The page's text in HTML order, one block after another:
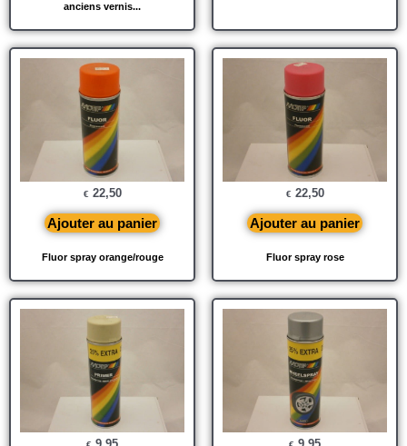
anciens vernis...
Fluor spray orange/rouge
€ 22,50
Ajouter au panier
Fluor spray rose
€ 22,50
Ajouter au panier